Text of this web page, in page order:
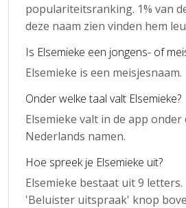
populariteitsranking. 1% van
deze naam zien vinden hem
Is Elsemieke een jongens- of
Elsemieke is een meisjesnaam.
Onder welke taal valt Elsemieke?
Elsemieke valt in de app onder
Nederlands namen.
Hoe spreek je Elsemieke uit?
Elsemieke bestaat uit 9 letters.
'Beluister uitspraak' knop